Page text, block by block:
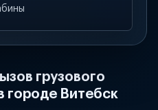
грузового
городе Витебск